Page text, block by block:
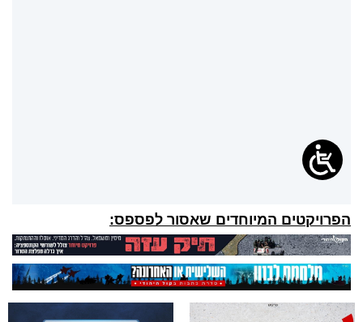
הפרויקטים המיוחדים שאסור לפספס: